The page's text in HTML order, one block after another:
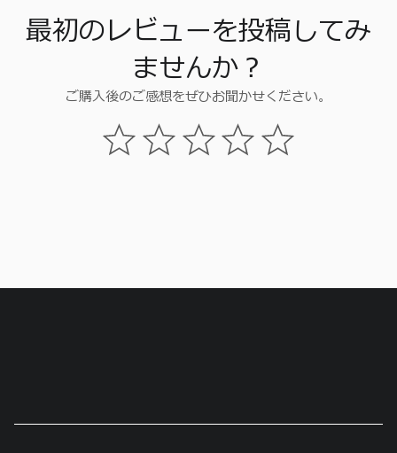
最初のレビューを投稿してみ
ませんか？
ご購入後のご感想をぜひお聞かせください。